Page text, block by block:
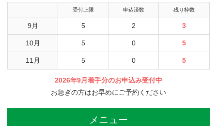
受付上限 申込済数 残り枠数
9月 5 2 3
10月 5 0 5
11月 5 0 5
2026年9月着手分のお申込み受付中
お急ぎの方はお早めにご予約ください
メニュー